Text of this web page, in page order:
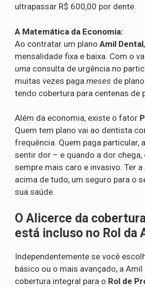
ultrapassar R$ 600,00 por dente.
A Matemática da Economia:
Ao contratar um plano Amil Dental
mensalidade fixa e baixa. Com o
uma consulta de urgência no
muitas vezes paga meses de
tendo cobertura para centenas de
Além da economia, existe o fator
Quem tem plano vai ao dentista
frequência. Quem paga particular,
sentir dor – e quando a dor
sempre mais caro e invasivo. Ter a
acima de tudo, um seguro para o
sua saúde.
O Alicerce da
está incluso no Rol da
Independentemente se você
básico ou o mais avançado, a
cobertura integral para o Rol de